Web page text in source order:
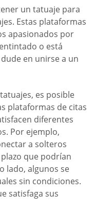
un tatuaje para
Estas plataformas
apasionados por
o está
en unirse a un
es posible
plataformas de citas
diferentes
Por ejemplo,
a solteros
que podrían
lado, algunos se
sin condiciones.
satisfaga sus